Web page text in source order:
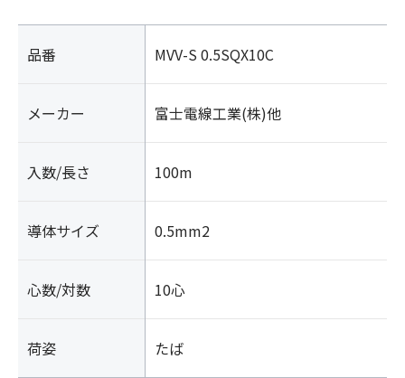
品番 MVV-S 0.5SQX10C
メーカー 富士電線工業(株)他
入数/長さ 100m
導体サイズ 0.5mm2
心数/対数 10心
荷姿 たば